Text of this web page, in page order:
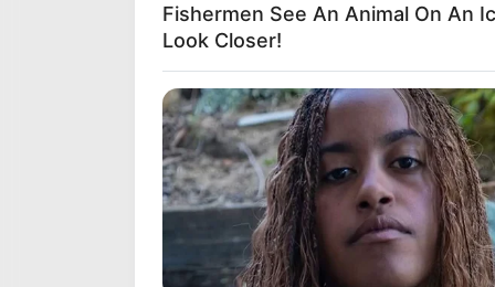
Sans oublier les possibilités de jouer
Suivez le bilan Journalier, Mensuel
Analyse Complète du
Fishermen See An Animal On An
Look Closer!
BUZZ DAY
Meghan & Harry Confirmed